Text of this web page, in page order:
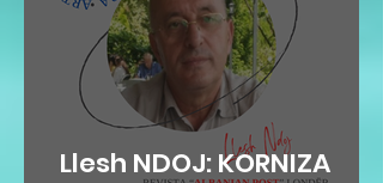
Llesh NDOJ: KORNIZA